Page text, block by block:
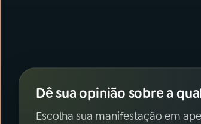
Dê sua opinião sobre a
Escolha sua manifestação em